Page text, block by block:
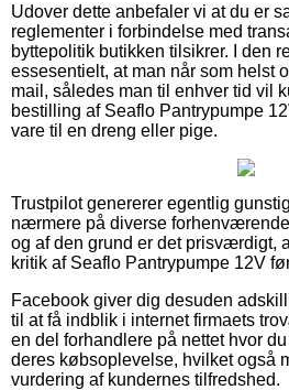
Udover dette anbefaler vi at du er
reglementer i forbindelse med
byttepolitik butikken tilsikrer. I den
essesentielt, at man når som helst
mail, således man til enhver tid vil
bestilling af Seaflo Pantrypumpe
vare til en dreng eller pige.
Trustpilot genererer egentlig
nærmere på diverse
og af den grund er det prisværdigt,
kritik af Seaflo Pantrypumpe 12V
Facebook giver dig desuden
til at få indblik i internet firmaets
en del forhandlere på nettet hvor
deres købsoplevelse, hvilket også
vurdering af kundernes tilfredshed.